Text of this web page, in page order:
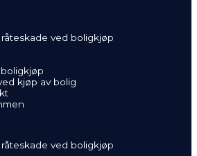
ved boligkjøp
kjøp av bolig
ved boligkjøp